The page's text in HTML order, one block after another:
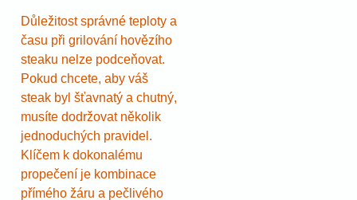
Důležitost správné teploty a
času při grilování hovězího
steaku nelze podceňovat.
Pokud chcete, aby váš
steak byl šťavnatý a chutný,
musíte dodržovat několik
jednoduchých pravidel.
Klíčem k dokonalému
propečení je kombinace
přímého žáru a pečlivého